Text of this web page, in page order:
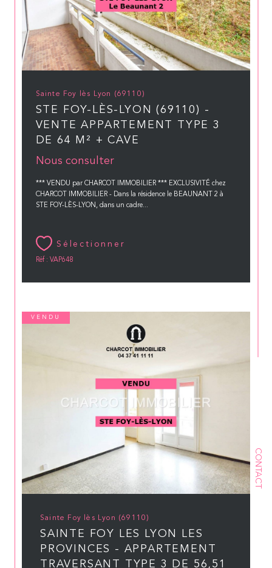
CONTACT
Sainte Foy lès Lyon (69110)
STE FOY-LÈS-LYON (69110) -
VENTE APPARTEMENT TYPE 3
DE 64 M² + CAVE
Nous consulter
*** VENDU par CHARCOT IMMOBILIER *** EXCLUSIVITÉ chez
CHARCOT IMMOBILIER - Dans la résidence le BEAUNANT 2 à
STE FOY-LÈS-LYON, dans un cadre...
Sélectionner
Réf : VAP648
Sainte Foy lès Lyon (69110)
SAINTE FOY LES LYON LES
PROVINCES - APPARTEMENT
TRAVERSANT TYPE 3 DE 56,51
VENDU